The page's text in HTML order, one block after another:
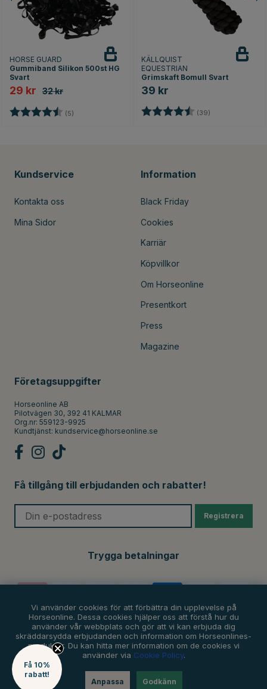
HORSE GUARD
Gummiband Silikon 500st HG
Svart
29 kr 32 kr
Betyg: (5)
KÄLLQUIST
EQUESTRIAN
Grimskaft Bomull Svart
39 kr
Betyg: (39)
Kundservice
Kontakta oss
Mina Sidor
Information
Black Friday
Cookies
Karriär
Köpvillkor
Om Horseonline
Presentkort
Press
Magazine
Företagsuppgifter
Horseonline AB
Pilotvägen 30, 392 41 KALMAR
Org.nr: 559123-9925
Kundtjänst: kundservice@horseonline.se
Få tillgång till erbjudanden och rabatter!
Registrera
Trygga betalningar
Vi använder cookies för att förbättra din upplevelse på
Horseonline. Dessa cookies hjälper oss att förstå hur du
använder vår webbplats och gör att vi kan erbjuda dig
skräddarsydda erbjudanden och information om Horseonlines-
produkter. Du kan hitta mer information om de cookies vi
använder via Cookie Policy.
Anpassa Godkänn
Få 10%
rabatt!